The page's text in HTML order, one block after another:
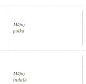
Műfaj:
polka
Műfaj:
induló